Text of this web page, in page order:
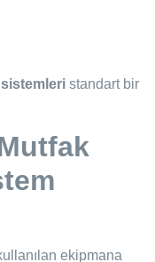
standart bir
ekipmana